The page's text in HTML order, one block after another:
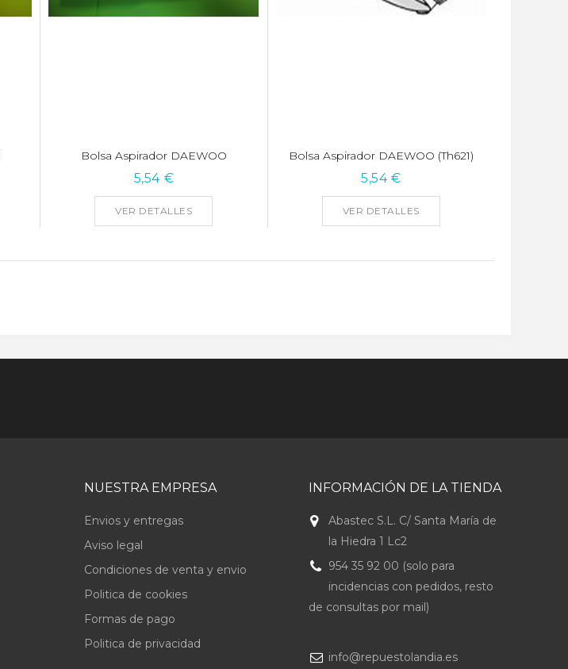
Bolsa Aspirador DAEWOO
5,54 €
VER DETALLES
Bolsa Aspirador DAEWOO (th621)
5,54 €
VER DETALLES
NUESTRA EMPRESA
Envios y entregas
Aviso legal
Condiciones de venta y envio
Politica de cookies
Formas de pago
Politica de privacidad
INFORMACIÓN DE LA TIENDA
Abastec S.L. C/ Santa María de
la Hiedra 1 Lc2
954 35 92 00 (solo para
incidencias con pedidos, resto
de consultas por mail)
info@repuestolandia.es